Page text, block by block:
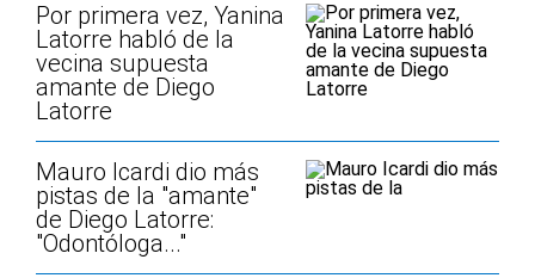
Por primera vez, Yanina
Latorre habló de la
vecina supuesta
amante de Diego
Latorre
Mauro Icardi dio más
pistas de la "amante"
de Diego Latorre:
"Odontóloga..."